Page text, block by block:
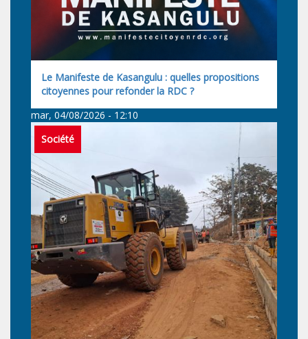
Le Manifeste de Kasangulu : quelles propositions
citoyennes pour refonder la RDC ?
mar, 04/08/2026 - 12:10
Société